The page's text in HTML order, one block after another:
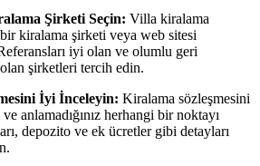
Şirketi Seçin: Villa kiralama
kiralama şirketi veya web sitesi
iyi olan ve olumlu geri
şirketleri tercih edin.
İyi İnceleyin: Kiralama sözleşmesini
anlamadığınız herhangi bir noktayı
depozito ve ek ücretler gibi detayları